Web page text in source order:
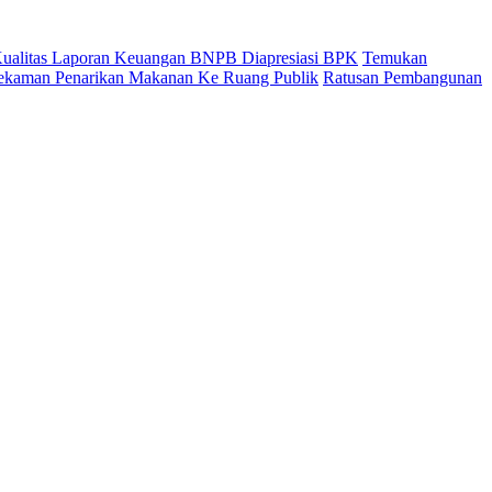
Laporan Keuangan BNPB Diapresiasi BPK Temukan
Penarikan Makanan Ke Ruang Publik Ratusan Pembangunan